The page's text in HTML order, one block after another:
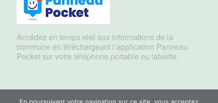
Accédez en temps réel aux informations de la
commune en téléchargeant l’application Panneau
Pocket sur votre téléphone portable ou tablette.